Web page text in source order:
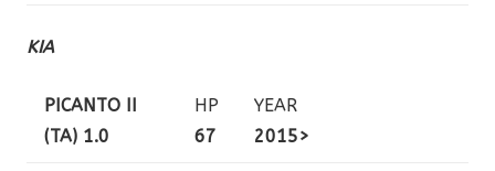
KIA
PICANTO II
(TA) 1.0
HP
67
YEAR
2015>